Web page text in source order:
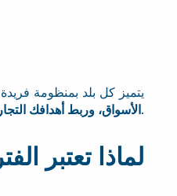
يتميز كل بلد بمنظومة
الأسواق، وربط أهدافك.
لماذا تعتبر الفترة 2026–2029